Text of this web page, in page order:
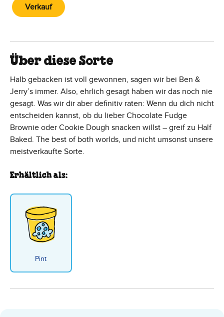
Verkauf
Über diese Sorte
Halb gebacken ist voll gewonnen, sagen wir bei Ben &
Jerry’s immer. Also, ehrlich gesagt haben wir das noch nie
gesagt. Was wir dir aber definitiv raten: Wenn du dich nicht
entscheiden kannst, ob du lieber Chocolate Fudge
Brownie oder Cookie Dough snacken willst – greif zu Half
Baked. The best of both worlds, und nicht umsonst unsere
meistverkaufte Sorte.
Erhältlich als:
Pint